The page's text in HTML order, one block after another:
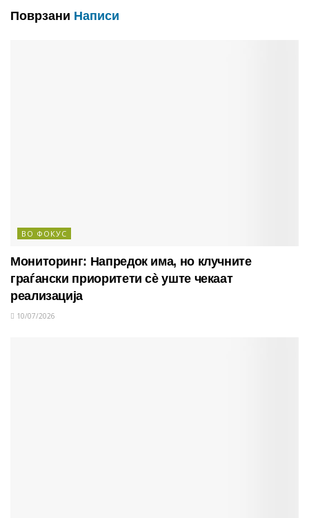
Поврзани Написи
ВО ФОКУС
Мониторинг: Напредок има, но клучните
граѓански приоритети сè уште чекаат
реализација
10/07/2026